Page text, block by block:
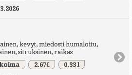
kevyt, miedosti humaloitu,
sitruksinen, raikas
2.67€
0.33 l